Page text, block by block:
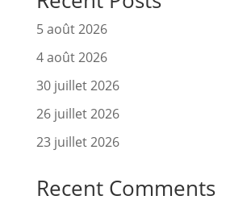
5 août 2026
4 août 2026
30 juillet 2026
26 juillet 2026
23 juillet 2026
Recent Comments